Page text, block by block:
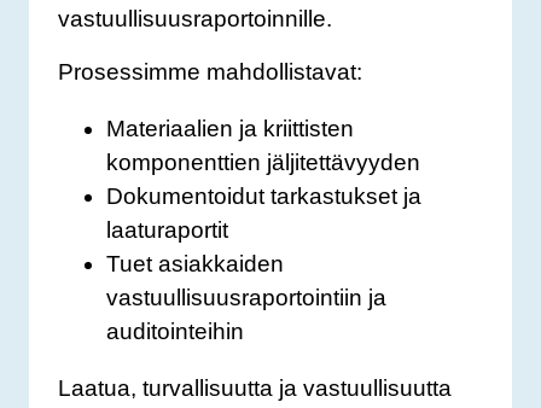
vastuullisuusraportoinnille.
Prosessimme mahdollistavat:
Materiaalien ja kriittisten
komponenttien jäljitettävyyden
Dokumentoidut tarkastukset ja
laaturaportit
Tuet asiakkaiden
vastuullisuusraportointiin ja
auditointeihin
Laatua, turvallisuutta ja vastuullisuutta